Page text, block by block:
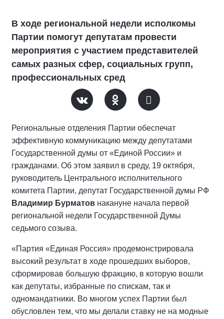
В ходе региональной недели исполкомы
Партии помогут депутатам провести
мероприятия с участием представителей
самых разных сфер, социальных групп,
профессиональных сред
Региональные отделения Партии обеспечат
эффективную коммуникацию между депутатами
Государственной думы от «Единой России» и
гражданами. Об этом заявил в среду, 19 октября,
руководитель Центрального исполнительного
комитета Партии, депутат Государственной думы РФ
Владимир Бурматов накануне начала первой
региональной недели Государственной Думы
седьмого созыва.
«Партия «Единая Россия» продемонстрировала
высокий результат в ходе прошедших выборов,
сформировав большую фракцию, в которую вошли
как депутаты, избранные по спискам, так и
одномандатники. Во многом успех Партии был
обусловлен тем, что мы делали ставку не на модные